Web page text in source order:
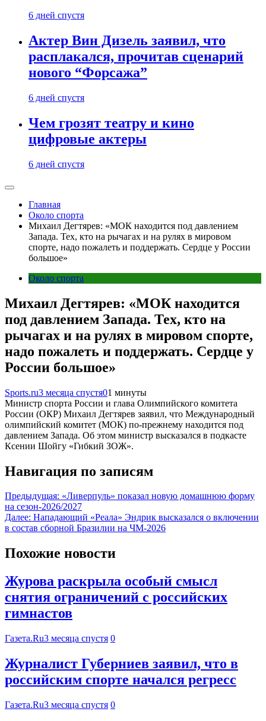
6 дней спустя
Актер Вин Дизель заявил, что
расплакался, прочитав сценарий
нового “Форсажа”
6 дней спустя
Чем грозят театру и кино
цифровые актеры
6 дней спустя
Главная
Около спорта
Михаил Дегтярев: «МОК находится под давлением
Запада. Тех, кто на рычагах и на рулях в мировом
спорте, надо пожалеть и поддержать. Сердце у России
большое»
Около спорта
Михаил Дегтярев: «МОК находится
под давлением Запада. Тех, кто на
рычагах и на рулях в мировом спорте,
надо пожалеть и поддержать. Сердце у
России большое»
Sports.ru3 месяца спустя01 минуты
Министр спорта России и глава Олимпийского комитета
России (ОКР) Михаил Дегтярев заявил, что Международный
олимпийский комитет (МОК) по-прежнему находится под
давлением Запада. Об этом министр высказался в подкасте
Ксении Шойгу «Гибкий ЗОЖ».
Навигация по записям
Предыдущая: «Ливерпуль» показал новую домашнюю форму
на сезон-2026/2027
Далее: Нападающий «Реала» Эндрик высказался о включении
в состав сборной Бразилии на ЧМ-2026
Похожие новости
Журова раскрыла особый смысл
снятия ограничений с российских
гимнастов
Газета.Ru3 месяца спустя 0
Журналист Губерниев заявил, что в
российским спорте начался регресс
Газета.Ru3 месяца спустя 0